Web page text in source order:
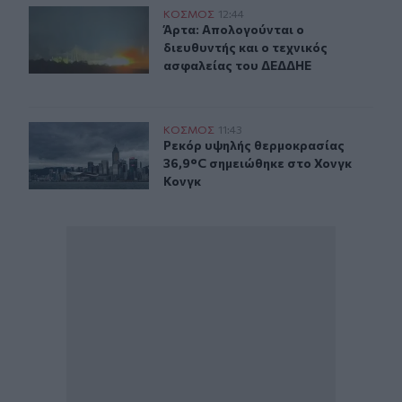
Άρτα: Απολογούνται ο διευθυντής και ο τεχνικός
ΚΟΣΜΟΣ 12:44
Άρτα: Απολογούνται ο διευθυντής
Άρτα: Απολογούνται ο
διευθυντής και ο τεχνικός
ασφαλείας του ΔΕΔΔΗΕ
Ρεκόρ υψηλής θερμοκρασίας 36,9°C σημειώθηκε στο
ΚΟΣΜΟΣ 11:43
Ρεκόρ υψηλής θερμοκρασίας
Ρεκόρ υψηλής θερμοκρασίας
36,9°C σημειώθηκε στο Χονγκ
Κονγκ